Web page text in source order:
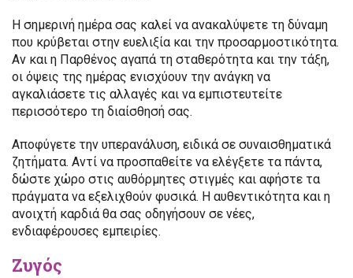
Η σημερινή ημέρα σας καλεί να ανακαλύψετε τη δύναμη
που κρύβεται στην ευελιξία και την προσαρμοστικότητα.
Αν και η Παρθένος αγαπά τη σταθερότητα και την τάξη,
οι όψεις της ημέρας ενισχύουν την ανάγκη να
αγκαλιάσετε τις αλλαγές και να εμπιστευτείτε
περισσότερο τη διαίσθησή σας.
Αποφύγετε την υπερανάλυση, ειδικά σε συναισθηματικά
ζητήματα. Αντί να προσπαθείτε να ελέγξετε τα πάντα,
δώστε χώρο στις αυθόρμητες στιγμές και αφήστε τα
πράγματα να εξελιχθούν φυσικά. Η αυθεντικότητα και η
ανοιχτή καρδιά θα σας οδηγήσουν σε νέες,
ενδιαφέρουσες εμπειρίες.
Ζυγός